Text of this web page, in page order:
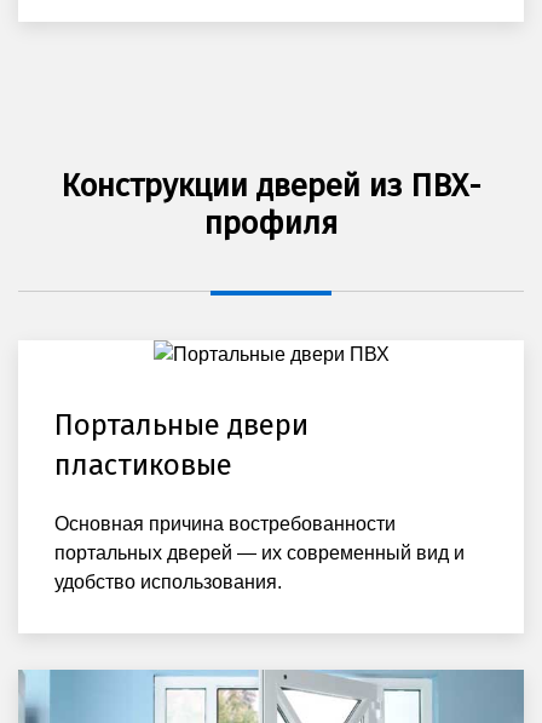
Конструкции дверей из ПВХ-
профиля
Портальные двери
пластиковые
Основная причина востребованности
портальных дверей — их современный вид и
удобство использования.